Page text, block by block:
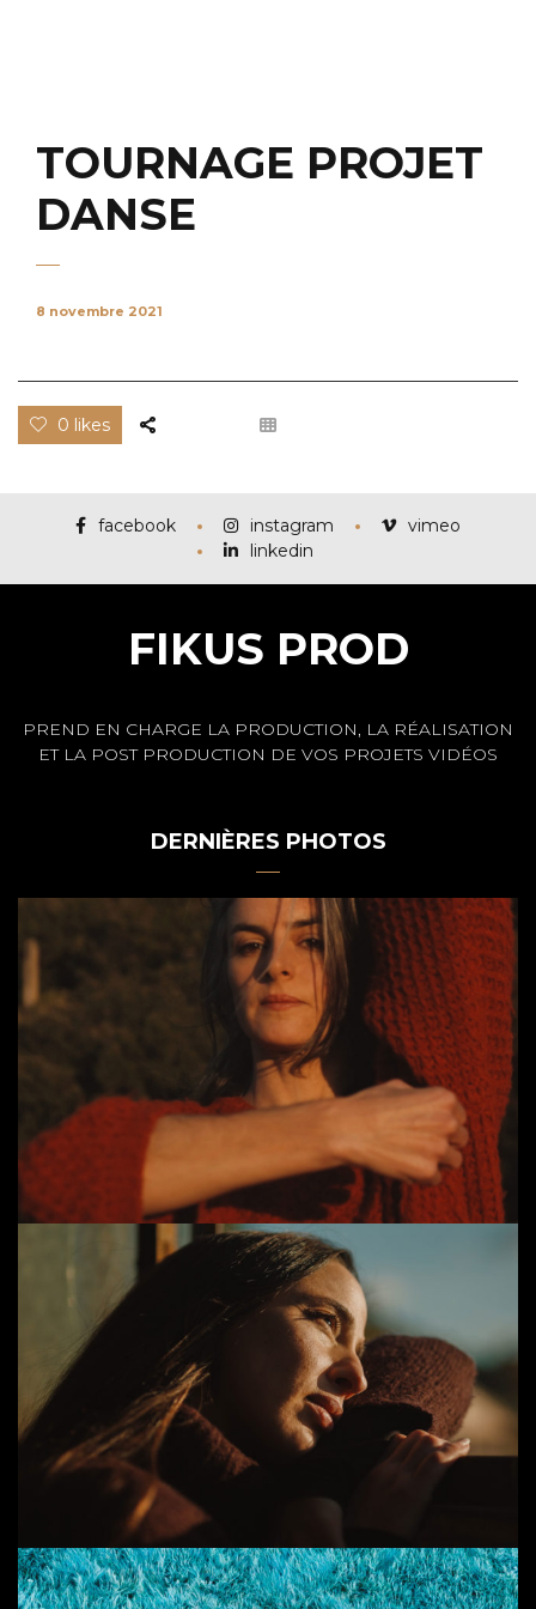
TOURNAGE PROJET
DANSE
8 novembre 2021
0 likes
facebook instagram
vimeo
linkedin
FIKUS PROD
PREND EN CHARGE LA PRODUCTION, LA RÉALISATION
ET LA POST PRODUCTION DE VOS PROJETS VIDÉOS
DERNIÈRES PHOTOS